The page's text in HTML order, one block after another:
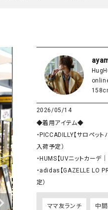
ト
ー
チュニック
その他ス
ワンピース・チュニック
サロペット・オーバーオール
スカート
ジャケット・アウター
グッズ
ワンピース・チュニック
ラッピンナイ
hagumu（ハグ
her.（ハードット
and quarter（
Our.（アワード
Wrapin nine9
08mab(ゼロ
2026/05/14
◆着用アイテム◆
・PICCADILLY【サロペッ
入荷予定）
・HUMS【UVニットカー
・adidas【GAZELLE LO
定）
ママ友ランチ 中